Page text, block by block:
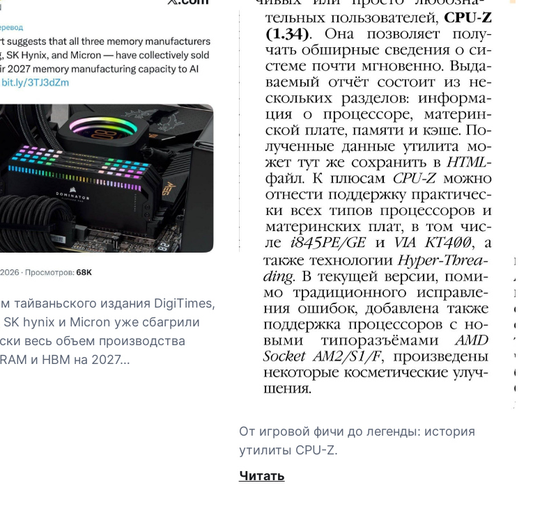
тайваньского издания DigiTimes,
SK hynix и Micron уже сбагрили
весь объем производства
и HBM на 2027…
От игровой фичи до легенды: история
утилиты CPU-Z.
Читать